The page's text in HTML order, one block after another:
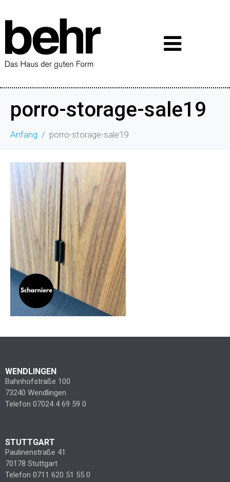
porro-storage-sale19
Anfang porro-storage-sale19
WENDLINGEN
Bahnhofstraße 100
73240 Wendlingen
Telefon 07024 4 69 59 0
STUTTGART
Paulinenstraße 41
70178 Stuttgart
Telefon 0711 620 51 55 0